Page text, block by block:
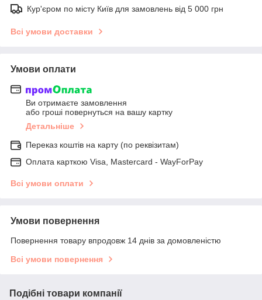
Кур'єром по місту Київ для замовлень від 5 000 грн
Всі умови доставки
Умови оплати
Ви отримаєте замовлення
або гроші повернуться на вашу картку
Детальніше
Переказ коштів на карту (по реквізитам)
Оплата карткою Visa, Mastercard - WayForPay
Всі умови оплати
Умови повернення
Повернення товару впродовж 14 днів за домовленістю
Всі умови повернення
Подібні товари компанії